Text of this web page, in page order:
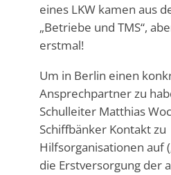
eines LKW kamen aus
„Betriebe und TMS“,
erstmal!
Um in Berlin einen
Ansprechpartner zu
Schulleiter Matthias
Schiffbänker Kontakt zu
Hilfsorganisationen auf
die Erstversorgung der